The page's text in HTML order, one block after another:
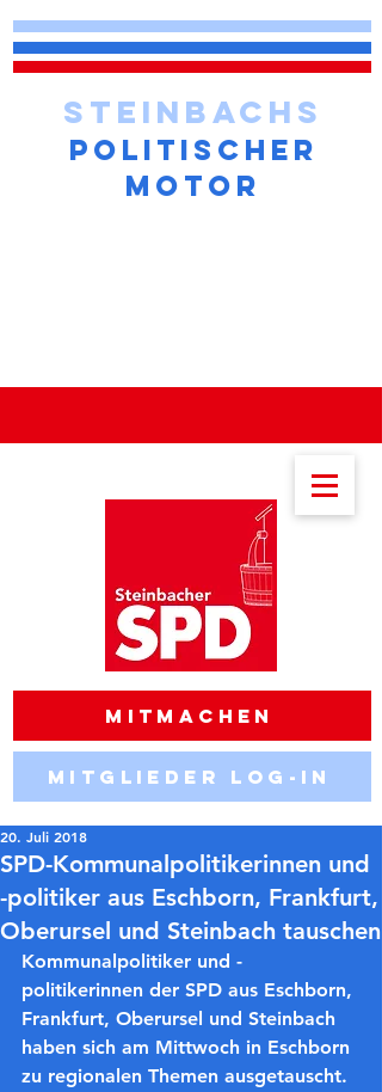
STEINBACHS
Mitglieder Log-in
POLITISCHER
MOTOR
Mitmachen
SPD-Kommunalpolitikerinnen und
-politiker aus Eschborn, Frankfurt,
Oberursel und Steinbach tauschen
20. Juli 2018
Kommunalpolitiker und -
politikerinnen der SPD aus Eschborn,
Frankfurt, Oberursel und Steinbach
haben sich am Mittwoch in Eschborn
zu regionalen Themen ausgetauscht.